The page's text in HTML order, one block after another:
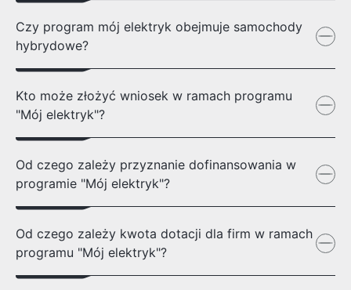
Czy program mój elektryk obejmuje samochody
hybrydowe?
Kto może złożyć wniosek w ramach programu
"Mój elektryk"?
Od czego zależy przyznanie dofinansowania w
programie "Mój elektryk"?
Od czego zależy kwota dotacji dla firm w ramach
programu "Mój elektryk"?